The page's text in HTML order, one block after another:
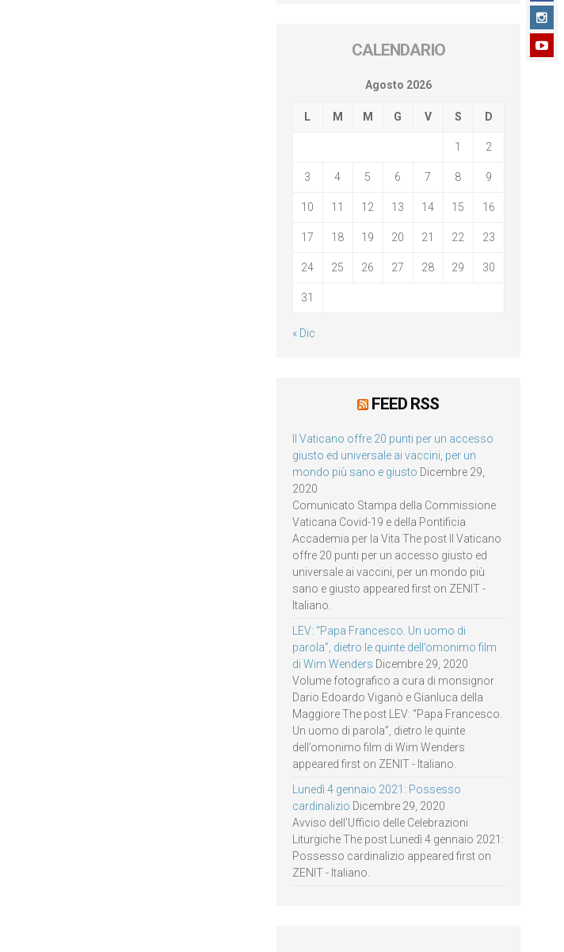
CALENDARIO
Agosto 2026
L M M G V S D
1 2
3 4 5 6 7 8 9
10 11 12 13 14 15 16
17 18 19 20 21 22 23
24 25 26 27 28 29 30
31
« Dic
FEED RSS
Il Vaticano offre 20 punti per un accesso
giusto ed universale ai vaccini, per un
mondo più sano e giusto Dicembre 29,
2020
Comunicato Stampa della Commissione
Vaticana Covid-19 e della Pontificia
Accademia per la Vita The post Il Vaticano
offre 20 punti per un accesso giusto ed
universale ai vaccini, per un mondo più
sano e giusto appeared first on ZENIT -
Italiano.
LEV: “Papa Francesco. Un uomo di
parola”, dietro le quinte dell’omonimo film
di Wim Wenders Dicembre 29, 2020
Volume fotografico a cura di monsignor
Dario Edoardo Viganò e Gianluca della
Maggiore The post LEV: “Papa Francesco.
Un uomo di parola”, dietro le quinte
dell’omonimo film di Wim Wenders
appeared first on ZENIT - Italiano.
Lunedì 4 gennaio 2021: Possesso
cardinalizio Dicembre 29, 2020
Avviso dell’Ufficio delle Celebrazioni
Liturgiche The post Lunedì 4 gennaio 2021:
Possesso cardinalizio appeared first on
ZENIT - Italiano.